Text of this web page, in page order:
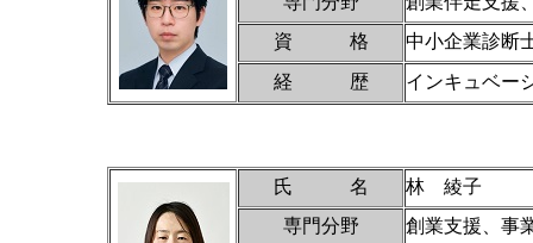
資 格
中小企業診断
経 歴
インキュベー
氏 名
林 綾子
専門分野
創業支援、事